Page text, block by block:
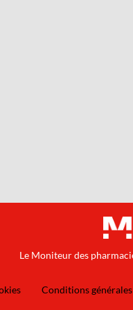
Le Moniteur des
Conditions générales